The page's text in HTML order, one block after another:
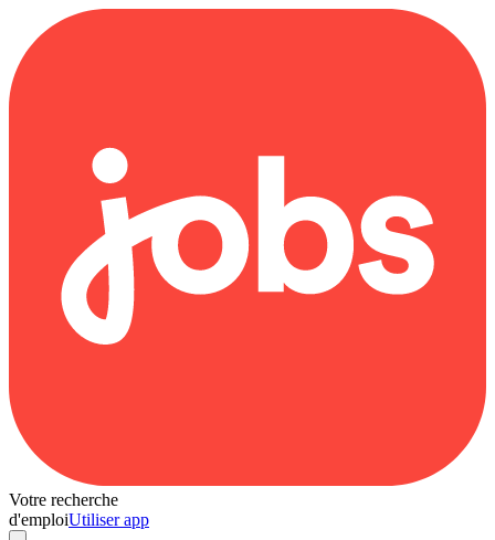
Votre recherche
d'emploiUtiliser app